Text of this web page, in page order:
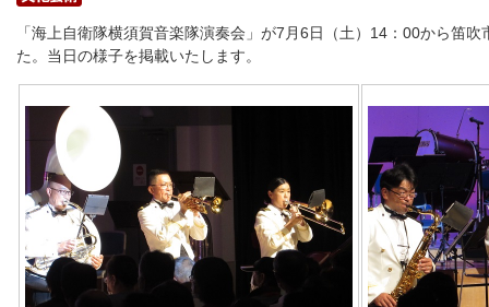
「海上自衛隊横須賀音楽隊演奏会」が7月6日（土）14：00から笛
た。当日の様子を掲載いたします。